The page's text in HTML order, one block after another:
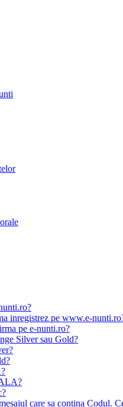
inregistrez pe www.e-
pe e-nunti.ro?
Silver sau Gold?
care sa contina Codul.